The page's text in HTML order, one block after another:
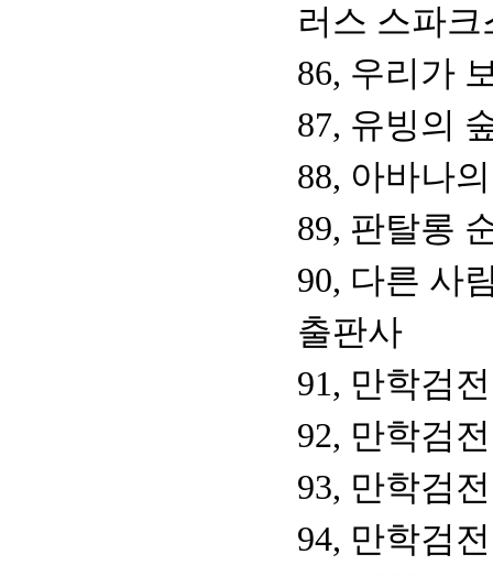
러스 스파
86, 우리가
87, 유빙의
88, 아바나
89, 판탈롱
90, 다른 사
출판사
91, 만학검
92, 만학검
93, 만학검
94, 만학검